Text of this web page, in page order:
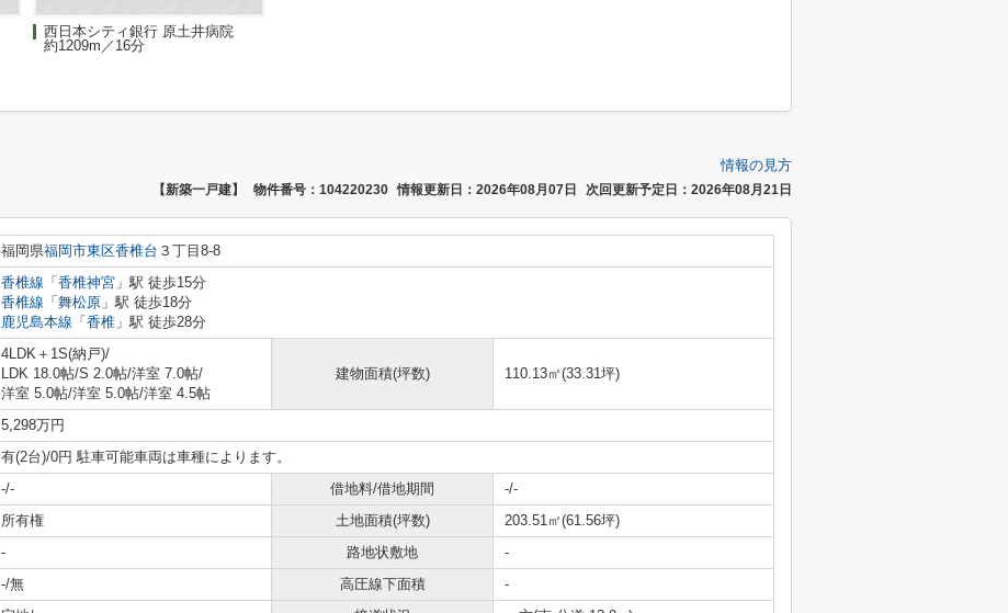
西日本シティ銀行 原土井病院
約1209m／16分
情報の見方
【新築一戸建】 物件番号：104220230 情報更新日：2026年08月07日 次回更新予定日：2026年08月21日
福岡県福岡市東区香椎台 ３丁目8-8
香椎線 「 香椎神宮 」駅 徒歩15分
香椎線 「 舞松原 」駅 徒歩18分
鹿児島本線 「 香椎 」駅 徒歩28分
4LDK＋1S(納戸)/
LDK 18.0帖/S 2.0帖/洋室 7.0帖/
洋室 5.0帖/洋室 5.0帖/洋室 4.5帖
建物面積(坪数) 110.13㎡(33.31坪)
5,298万円
有(2台)/0円 駐車可能車両は車種によります。
-/- 借地料/借地期間
-/-
所有権 土地面積(坪数)
203.51㎡(61.56坪)
- 路地状敷地
-
-/無 高圧線下面積
-